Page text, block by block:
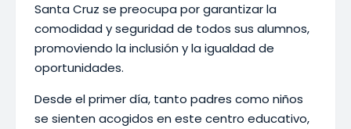
Santa Cruz se preocupa por garantizar la
comodidad y seguridad de todos sus alumnos,
promoviendo la inclusión y la igualdad de
oportunidades.
Desde el primer día, tanto padres como niños
se sienten acogidos en este centro educativo,